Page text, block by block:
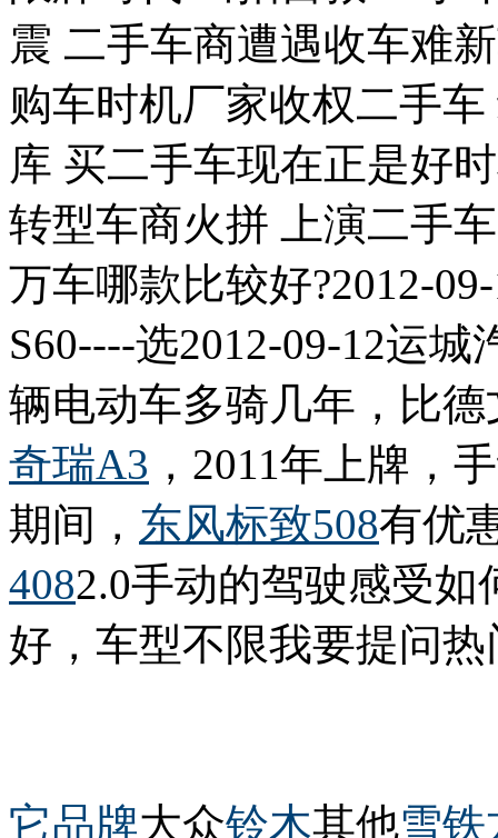
震 二手车商遭遇收车难
购车时机厂家收权二手
库 买二手车现在正是好
转型车商火拼 上演二手
万车哪款比较好?2012-
S60----选2012-09-12运
辆电动车多骑几年，比
奇瑞A3 ，2011年上牌，
期间， 东风标致508有优
4082.0手动的驾驶感受如
好，车型不限我要提问
它品牌大众铃木其他雪铁